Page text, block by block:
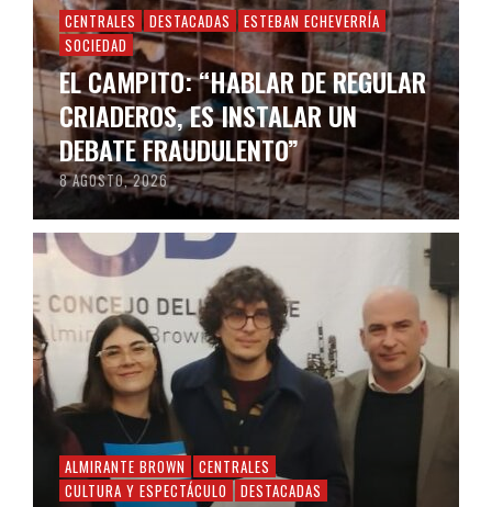
CENTRALES DESTACADAS
ESTEBAN ECHEVERRÍA
SOCIEDAD
EL CAMPITO: “HABLAR DE REGULAR
CRIADEROS, ES INSTALAR UN
DEBATE FRAUDULENTO”
8 AGOSTO, 2026
ALMIRANTE BROWN
CENTRALES
CULTURA Y ESPECTÁCULO
DESTACADAS